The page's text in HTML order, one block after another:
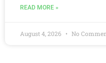
READ MORE »
August 4, 2026 No